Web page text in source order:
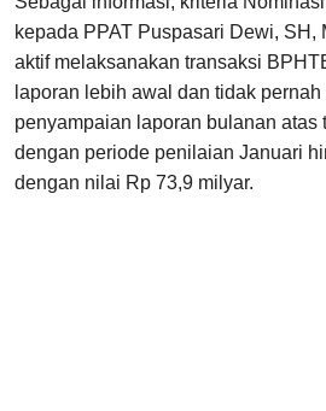
kepada PPAT Puspasari Dewi, SH,
aktif melaksanakan transaksi
laporan lebih awal dan tidak
penyampaian laporan bulanan atas
dengan periode penilaian Januari
dengan nilai Rp 73,9 milyar.